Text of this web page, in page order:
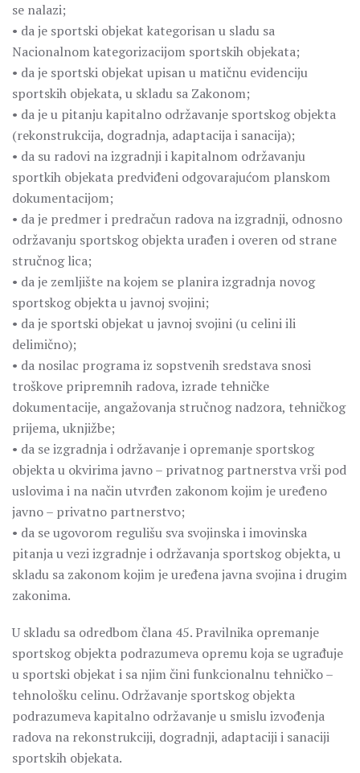
se nalazi;
• da je sportski objekat kategorisan u sladu sa
Nacionalnom kategorizacijom sportskih objekata;
• da je sportski objekat upisan u matičnu evidenciju
sportskih objekata, u skladu sa Zakonom;
• da je u pitanju kapitalno održavanje sportskog objekta
(rekonstrukcija, dogradnja, adaptacija i sanacija);
• da su radovi na izgradnji i kapitalnom održavanju
sportkih objekata predviđeni odgovarajućom planskom
dokumentacijom;
• da je predmer i predračun radova na izgradnji, odnosno
održavanju sportskog objekta urađen i overen od strane
stručnog lica;
• da je zemljište na kojem se planira izgradnja novog
sportskog objekta u javnoj svojini;
• da je sportski objekat u javnoj svojini (u celini ili
delimično);
• da nosilac programa iz sopstvenih sredstava snosi
troškove pripremnih radova, izrade tehničke
dokumentacije, angažovanja stručnog nadzora, tehničkog
prijema, uknjižbe;
• da se izgradnja i održavanje i opremanje sportskog
objekta u okvirima javno – privatnog partnerstva vrši pod
uslovima i na način utvrđen zakonom kojim je uređeno
javno – privatno partnerstvo;
• da se ugovorom regulišu sva svojinska i imovinska
pitanja u vezi izgradnje i održavanja sportskog objekta, u
skladu sa zakonom kojim je uređena javna svojina i drugim
zakonima.
U skladu sa odredbom člana 45. Pravilnika opremanje
sportskog objekta podrazumeva opremu koja se ugrađuje
u sportski objekat i sa njim čini funkcionalnu tehničko –
tehnološku celinu. Održavanje sportskog objekta
podrazumeva kapitalno održavanje u smislu izvođenja
radova na rekonstrukciji, dogradnji, adaptaciji i sanaciji
sportskih objekata.